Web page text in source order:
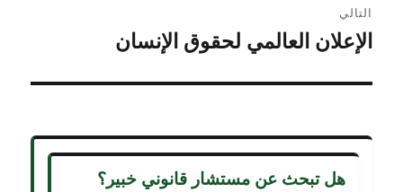
المقالات
التالي
المقالة
الإعلان العالمي لحقوق الإنسان
هل تبحث عن مستشار قانوني خبير؟